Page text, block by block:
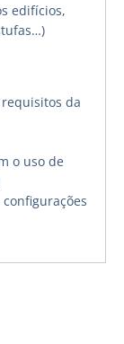
edifícios,
da
o uso de